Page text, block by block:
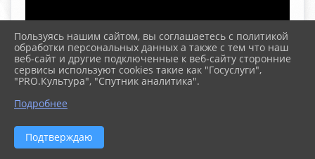
Пользуясь нашим сайтом, вы соглашаетесь с политикой
обработки персональных данных а также с тем что наш
веб-сайт и другие подключенные к веб-сайту сторонние
сервисы используют cookies такие как "Госуслуги",
"PRO.Культура", "Спутник аналитика".
Подробнее
Подтверждаю